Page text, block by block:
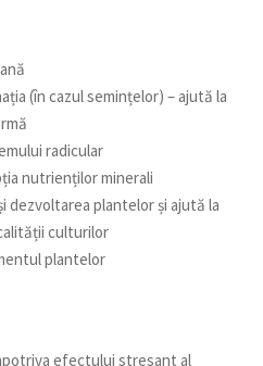
(în cazul semințelor) – ajută la
radicular
nutrienților minerali
dezvoltarea plantelor și ajută la
culturilor
plantelor
efectului stresant al